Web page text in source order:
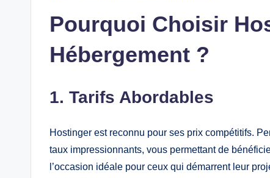
Pourquoi Choisir
Hébergement ?
1. Tarifs Abordables
Hostinger est reconnu pour ses prix compétitifs.
taux impressionnants, vous permettant de
l’occasion idéale pour ceux qui démarrent leur